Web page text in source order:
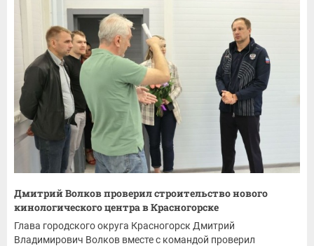
Дмитрий Волков проверил строительство нового
кинологического центра в Красногорске
Глава городского округа Красногорск Дмитрий
Владимирович Волков вместе с командой проверил